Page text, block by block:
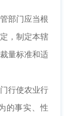
部门应当根
，制定本辖
量标准和适
行使农业行
的事实、性